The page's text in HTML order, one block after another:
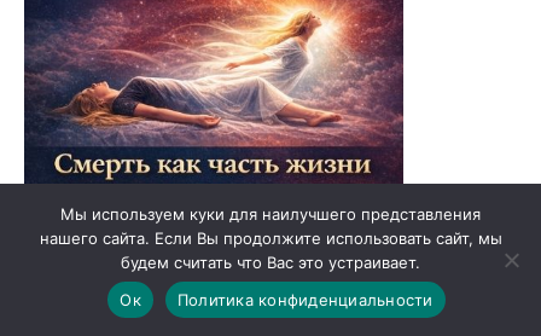
Мы используем куки для наилучшего представления
нашего сайта. Если Вы продолжите использовать сайт, мы
будем считать что Вас это устраивает.
Ок
Политика конфиденциальности